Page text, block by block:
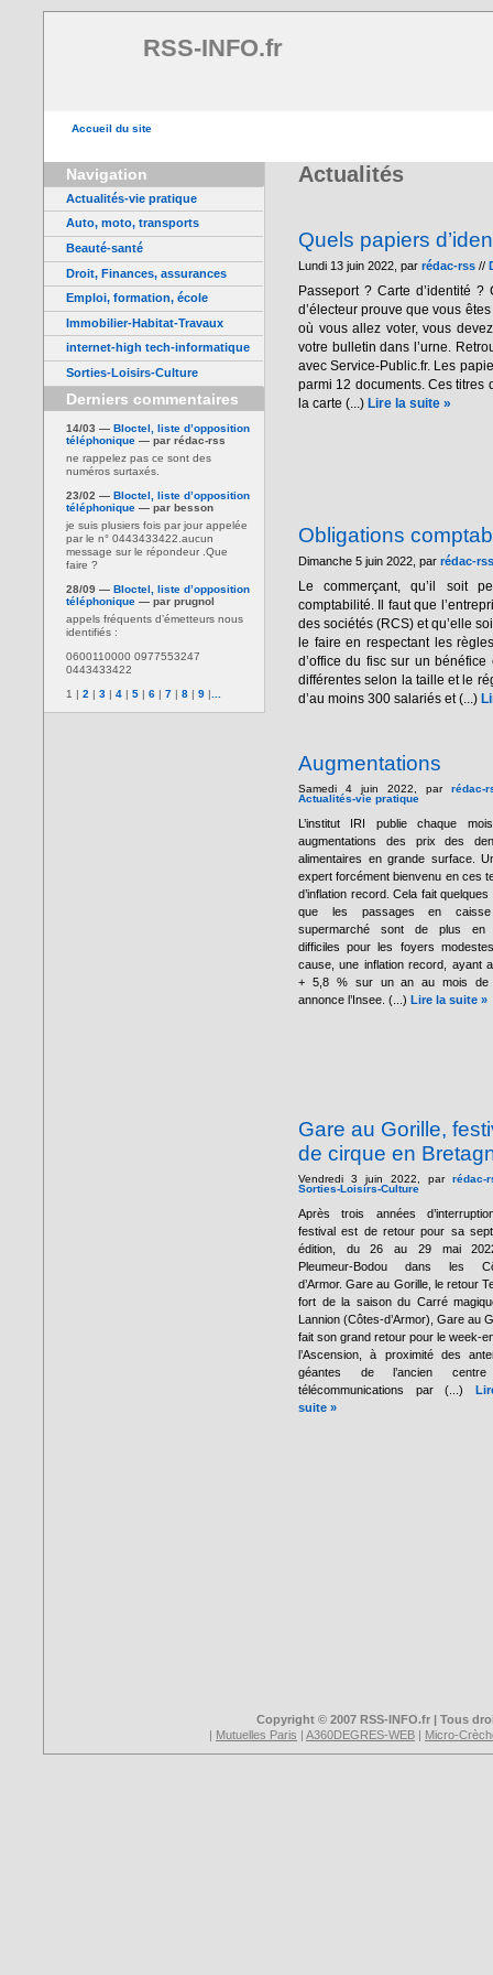
RSS-INFO.fr
Accueil du site
Navigation
Actualités-vie pratique
Auto, moto, transports
Beauté-santé
Droit, Finances, assurances
Emploi, formation, école
Immobilier-Habitat-Travaux
internet-high tech-informatique
Sorties-Loisirs-Culture
Derniers commentaires
14/03 — Bloctel, liste d’opposition
téléphonique — par rédac-rss
ne rappelez pas ce sont des
numéros surtaxés.
23/02 — Bloctel, liste d’opposition
téléphonique — par besson
je suis plusiers fois par jour appelée
par le n° 0443433422.aucun
message sur le répondeur .Que
faire ?
28/09 — Bloctel, liste d’opposition
téléphonique — par prugnol
appels fréquents d’émetteurs nous
identifiés :
0600110000 0977553247
0443433422
1 | 2 | 3 | 4 | 5 | 6 | 7 | 8 | 9 |
Actualités
Quels papiers
Lundi 13 juin 2022, par rédac-rss //
Passeport ? Carte d’identité
d’électeur prouve que vous
où vous allez voter, vous
votre bulletin dans l’urne.
avec Service-Public.fr. Les
parmi 12 documents. Ces titres
la carte (...) Lire la suite »
Obligations
Dimanche 5 juin 2022, par rédac-rss
Le commerçant, qu’il soit
comptabilité. Il faut que
des sociétés (RCS) et qu’elle
le faire en respectant les
d’office du fisc sur un
différentes selon la taille et le
d’au moins 300 salariés et (...)
Augmentations
Samedi 4 juin 2022, par rédac-
Actualités-vie pratique
L’institut IRI publie chaque
augmentations des prix des
alimentaires en grande surface.
expert forcément bienvenu en ces
d’inflation record. Cela fait quelques
que les passages en
supermarché sont de plus en
difficiles pour les foyers
cause, une inflation record, ayant
+ 5,8 % sur un an au mois de
annonce l’Insee. (...) Lire la suite »
Gare au Gorille,
de cirque en
Vendredi 3 juin 2022, par rédac-
Sorties-Loisirs-Culture
Après trois années
festival est de retour pour sa
édition, du 26 au 29 mai
Pleumeur-Bodou dans les
d’Armor. Gare au Gorille, le retour
fort de la saison du Carré
Lannion (Côtes-d’Armor), Gare au
fait son grand retour pour le week-
l’Ascension, à proximité des
géantes de l’ancien
télécommunications par (...)
suite »
Copyright © 2007 RSS-INFO.fr | Tous
| Mutuelles Paris | A360DEGRES-WEB | Micro-